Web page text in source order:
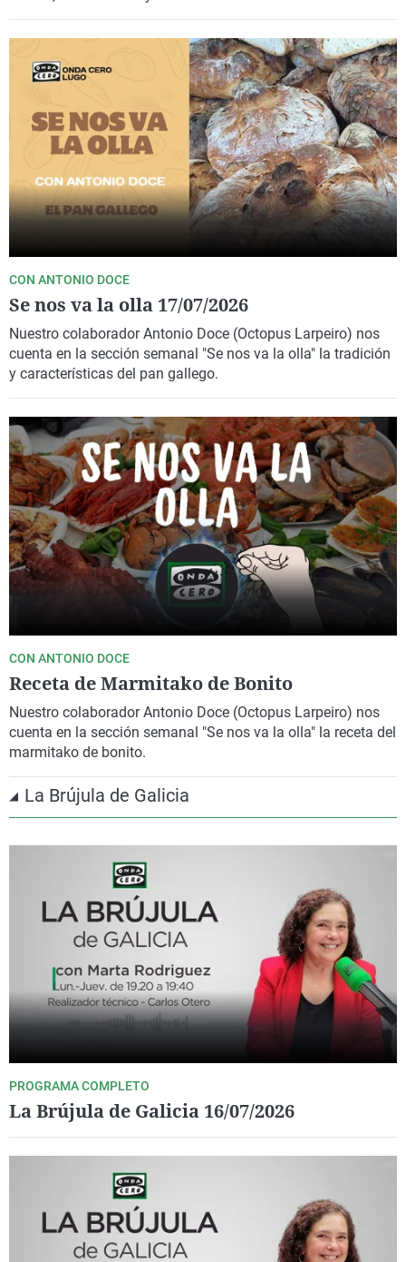
CON ANTONIO DOCE
Se nos va la olla 17/07/2026
Nuestro colaborador Antonio Doce (Octopus Larpeiro) nos
cuenta en la sección semanal "Se nos va la olla" la tradición
y características del pan gallego.
CON ANTONIO DOCE
Receta de Marmitako de Bonito
Nuestro colaborador Antonio Doce (Octopus Larpeiro) nos
cuenta en la sección semanal "Se nos va la olla" la receta del
marmitako de bonito.
La Brújula de Galicia
PROGRAMA COMPLETO
La Brújula de Galicia 16/07/2026